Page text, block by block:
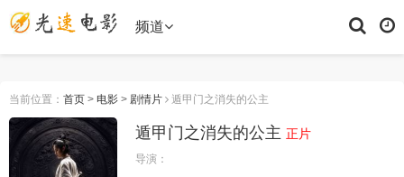
频道
当前位置： 首页 > 电影 > 剧情片 遁甲门之消失的公主
遁甲门之消失的公主 正片
导演：